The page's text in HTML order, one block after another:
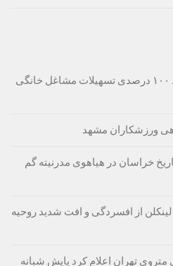
فرماندار تربت‌حیدریه از رشد ۱۰۰ درصدی تسهیلات مشاغل خانگی
ورزشکاران مشهد
خراسان در هیاهوی مدرنیته گم
لینکلن از افسردگی و افت شدید روحیه
تهران اعلام کرد پایش شبانه